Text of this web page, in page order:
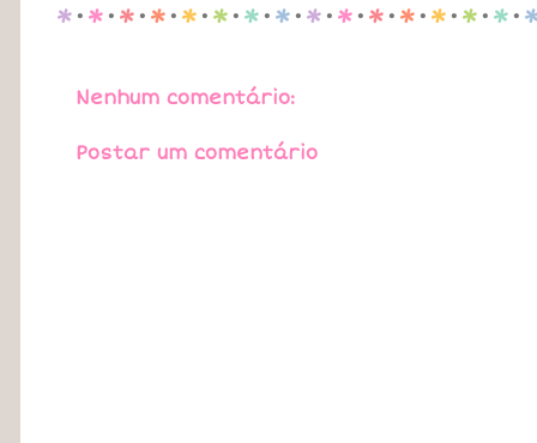
p . p . p . p . p . p . p . p . p . p . p . p . p . p . p .
Nenhum comentário:
Postar um comentário